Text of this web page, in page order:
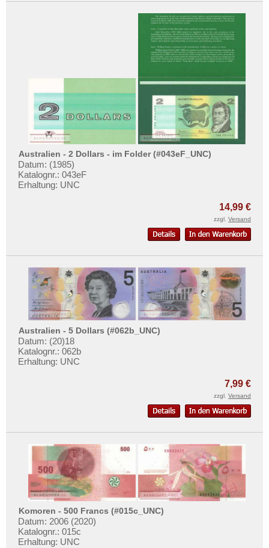
Australien - 2 Dollars - im Folder (#043eF_UNC)
Datum: (1985)
Katalognr.: 043eF
Erhaltung: UNC
14,99 €
zzgl. Versand
Australien - 5 Dollars (#062b_UNC)
Datum: (20)18
Katalognr.: 062b
Erhaltung: UNC
7,99 €
zzgl. Versand
Komoren - 500 Francs (#015c_UNC)
Datum: 2006 (2020)
Katalognr.: 015c
Erhaltung: UNC